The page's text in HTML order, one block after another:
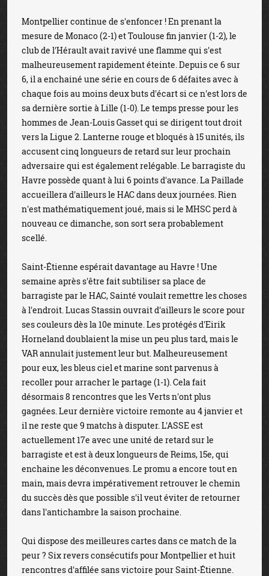
Montpellier continue de s'enfoncer ! En prenant la
mesure de Monaco (2-1) et Toulouse fin janvier (1-2), le
club de l'Hérault avait ravivé une flamme qui s'est
malheureusement rapidement éteinte. Depuis ce 6 sur
6, il a enchainé une série en cours de 6 défaites avec à
chaque fois au moins deux buts d'écart si ce n'est lors de
sa dernière sortie à Lille (1-0). Le temps presse pour les
hommes de Jean-Louis Gasset qui se dirigent tout droit
vers la Ligue 2. Lanterne rouge et bloqués à 15 unités, ils
accusent cinq longueurs de retard sur leur prochain
adversaire qui est également relégable. Le barragiste du
Havre possède quant à lui 6 points d'avance. La Paillade
accueillera d'ailleurs le HAC dans deux journées. Rien
n'est mathématiquement joué, mais si le MHSC perd à
nouveau ce dimanche, son sort sera probablement
scellé.
Saint-Étienne espérait davantage au Havre ! Une
semaine après s'être fait subtiliser sa place de
barragiste par le HAC, Sainté voulait remettre les choses
à l'endroit. Lucas Stassin ouvrait d'ailleurs le score pour
ses couleurs dès la 10e minute. Les protégés d'Eirik
Horneland doublaient la mise un peu plus tard, mais le
VAR annulait justement leur but. Malheureusement
pour eux, les bleus ciel et marine sont parvenus à
recoller pour arracher le partage (1-1). Cela fait
désormais 8 rencontres que les Verts n'ont plus
gagnées. Leur dernière victoire remonte au 4 janvier et
il ne reste que 9 matchs à disputer. L'ASSE est
actuellement 17e avec une unité de retard sur le
barragiste et est à deux longueurs de Reims, 15e, qui
enchaine les déconvenues. Le promu a encore tout en
main, mais devra impérativement retrouver le chemin
du succès dès que possible s'il veut éviter de retourner
dans l'antichambre la saison prochaine.
Qui dispose des meilleures cartes dans ce match de la
peur ? Six revers consécutifs pour Montpellier et huit
rencontres d'affilée sans victoire pour Saint-Étienne.